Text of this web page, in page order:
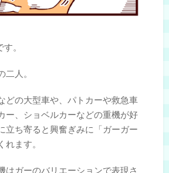
。
二人。
どの大型車や、パトカーや救急車
ー、ショベルカーなどの重機が好
立ち寄ると興奮ぎみに「ガーガー
れます。
はガーのバリエーションで表現さ